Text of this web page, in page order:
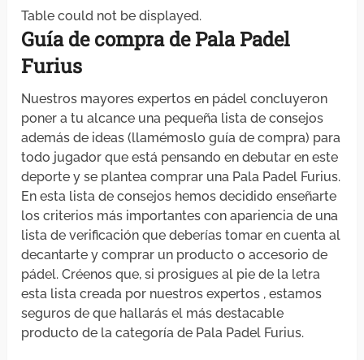
Table could not be displayed.
Guía de compra de Pala Padel
Furius
Nuestros mayores expertos en pádel concluyeron
poner a tu alcance una pequeña lista de consejos
además de ideas (llamémoslo guía de compra) para
todo jugador que está pensando en debutar en este
deporte y se plantea comprar una Pala Padel Furius.
En esta lista de consejos hemos decidido enseñarte
los criterios más importantes con apariencia de una
lista de verificación que deberías tomar en cuenta al
decantarte y comprar un producto o accesorio de
pádel. Créenos que, si prosigues al pie de la letra
esta lista creada por nuestros expertos , estamos
seguros de que hallarás el más destacable
producto de la categoría de Pala Padel Furius.